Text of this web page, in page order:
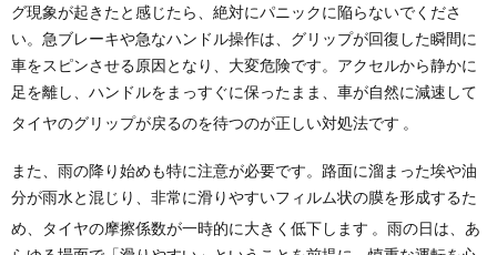
グ現象が起きたと感じたら、絶対にパニックに陥らないでくださ
い。急ブレーキや急なハンドル操作は、グリップが回復した瞬間に
車をスピンさせる原因となり、大変危険です。アクセルから静かに
足を離し、ハンドルをまっすぐに保ったまま、車が自然に減速して
タイヤのグリップが戻るのを待つのが正しい対処法です
また、雨の降り始めも特に注意が必要です。路面に溜まった埃や油
分が雨水と混じり、非常に滑りやすいフィルム状の膜を形成するた
め、タイヤの摩擦係数が一時的に大きく低下します 。雨の日は、あ